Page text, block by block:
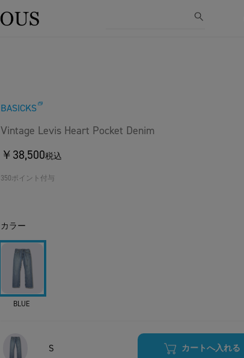
BASICKS
Vintage Levis Heart Pocket Denim
￥38,500税込
350ポイント付与
カラー
BLUE
S カートへ入れる